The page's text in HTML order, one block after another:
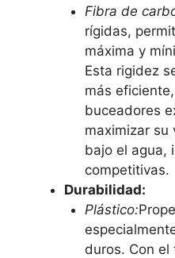
Fibra de
rígidas,
máxima y
Esta rigidez
más
buceadores
maximizar su
bajo el agua,
competitivas.
Durabilidad:
Plástico:
duros. Con el